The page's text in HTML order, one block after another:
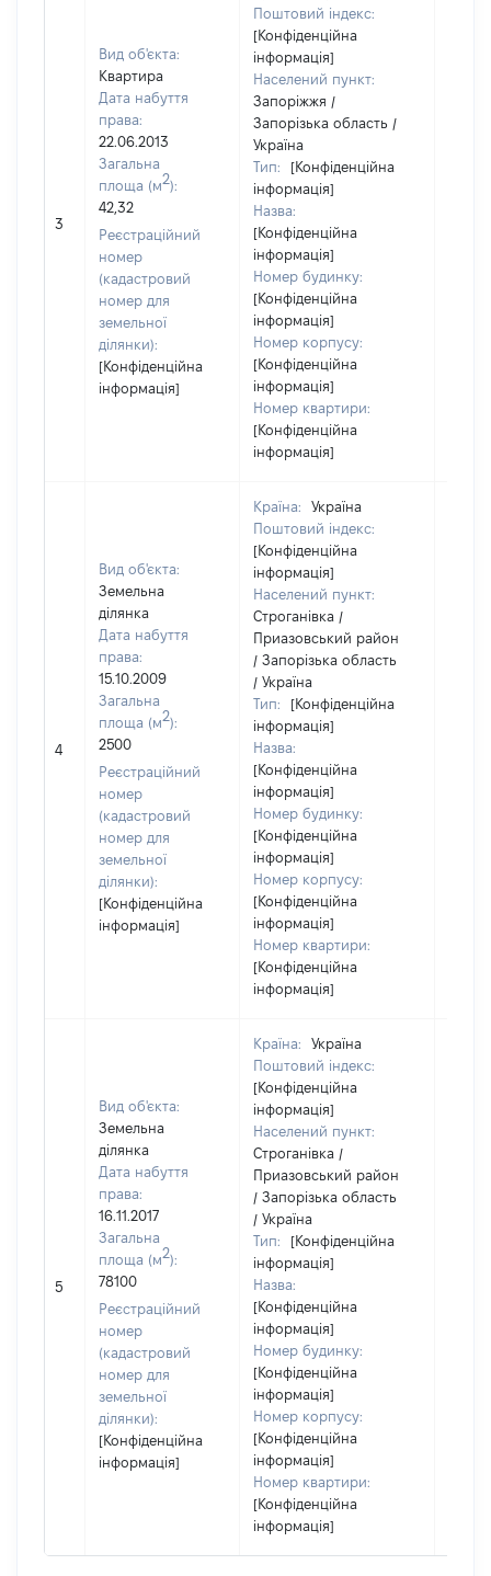
3
Вид об'єкта:
Квартира
Дата набуття
права:
22.06.2013
Загальна
площа (м2):
42,32
Реєстраційний
номер
(кадастровий
номер для
земельної
ділянки):
[Конфіденційна
інформація]
Поштовий індекс:
[Конфіденційна
інформація]
Населений пункт:
Запоріжжя /
Запорізька область /
Україна
Тип:
[Конфіденційна
інформація]
Назва:
[Конфіденційна
інформація]
Номер будинку:
[Конфіденційна
інформація]
Номер корпусу:
[Конфіденційна
інформація]
Номер квартири:
[Конфіденційна
інформація]
4
Вид об'єкта:
Земельна
ділянка
Дата набуття
права:
15.10.2009
Загальна
площа (м2):
2500
Реєстраційний
номер
(кадастровий
номер для
земельної
ділянки):
[Конфіденційна
інформація]
Країна:
Україна
Поштовий індекс:
[Конфіденційна
інформація]
Населений пункт:
Строганівка /
Приазовський район
/ Запорізька область
/ Україна
Тип:
[Конфіденційна
інформація]
Назва:
[Конфіденційна
інформація]
Номер будинку:
[Конфіденційна
інформація]
Номер корпусу:
[Конфіденційна
інформація]
Номер квартири:
[Конфіденційна
інформація]
5
Вид об'єкта:
Земельна
ділянка
Дата набуття
права:
16.11.2017
Загальна
площа (м2):
78100
Реєстраційний
номер
(кадастровий
номер для
земельної
ділянки):
[Конфіденційна
інформація]
Країна:
Україна
Поштовий індекс:
[Конфіденційна
інформація]
Населений пункт:
Строганівка /
Приазовський район
/ Запорізька область
/ Україна
Тип:
[Конфіденційна
інформація]
Назва:
[Конфіденційна
інформація]
Номер будинку:
[Конфіденційна
інформація]
Номер корпусу:
[Конфіденційна
інформація]
Номер квартири:
[Конфіденційна
інформація]